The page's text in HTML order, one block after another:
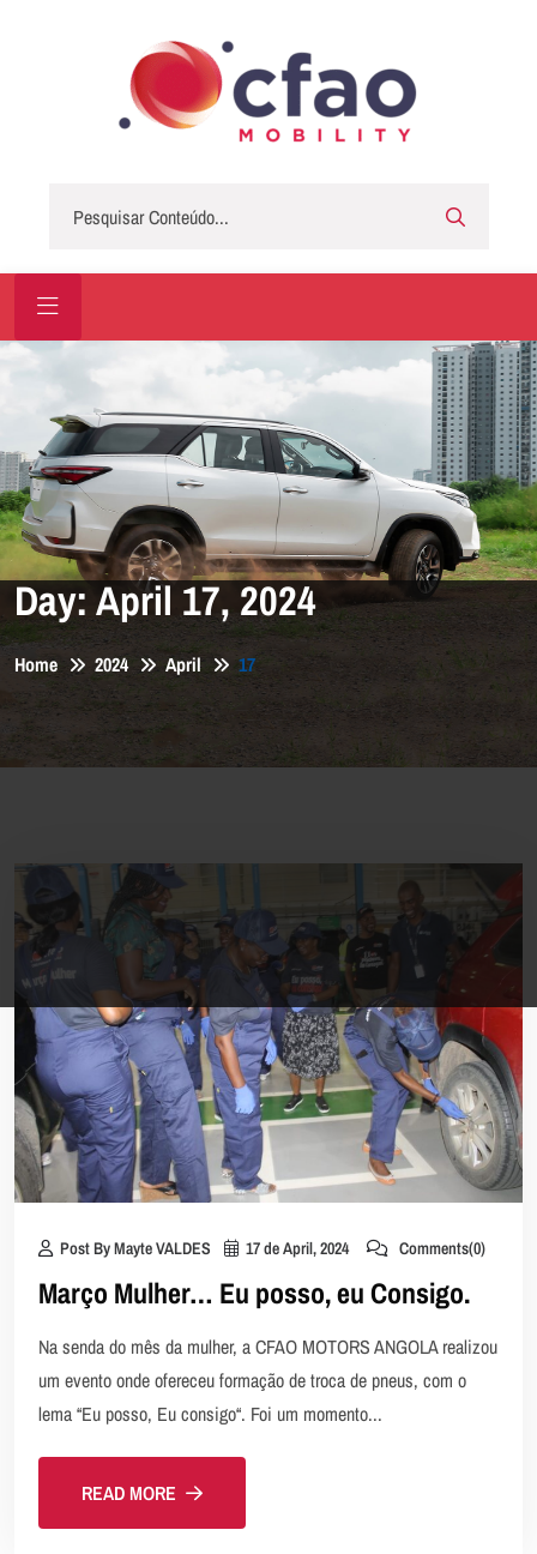
Day:April 17, 2024
Home 2024 April 17
Post By Mayte VALDES 17 de April, 2024 Comments(0)
Março Mulher… Eu posso, eu Consigo.
Na senda do mês da mulher, a CFAO MOTORS ANGOLA realizou
um evento onde ofereceu formação de troca de pneus, com o
lema “Eu posso, Eu consigo“. Foi um momento...
READ MORE